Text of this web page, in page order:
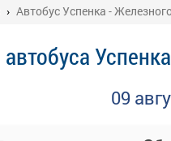
Автобус Успенка -
09